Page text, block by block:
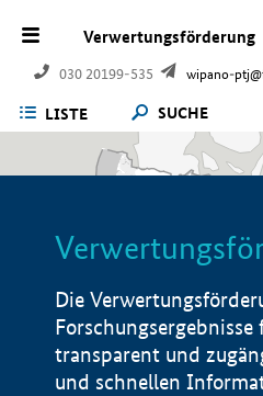
Verwertungsförderung
030 20199-535 wipano-
LISTE SUCHE
Die
transparent und
und schnellen